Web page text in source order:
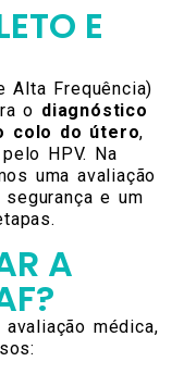
E
Alta Frequência)
o diagnóstico
colo do útero,
HPV. Na
uma avaliação
e um
A
médica,